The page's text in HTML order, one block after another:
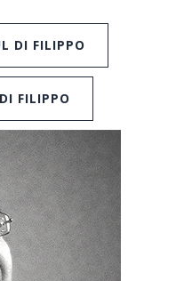
DI FILIPPO
FILIPPO